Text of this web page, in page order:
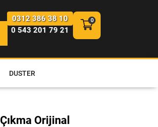
0312 386 38 10
0 543 201 79 21
DUSTER
Orijinal